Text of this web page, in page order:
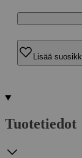
Lisää
Tuotetiedot